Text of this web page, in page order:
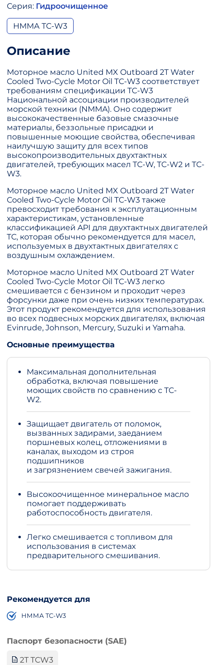
Серия: Гидроочищенное
НММА TC-W3
Описание
Моторное масло United MX Outboard 2T Water
Cooled Two-Cycle Motor Oil TC-W3 соответствует
требованиям спецификации TC-W3
Национальной ассоциации производителей
морской техники (NMMA). Оно содержит
высококачественные базовые смазочные
материалы, беззольные присадки и
повышенные моющие свойства, обеспечивая
наилучшую защиту для всех типов
высокопроизводительных двухтактных
двигателей, требующих масел TC-W, TC-W2 и TC-
W3.
Моторное масло United MX Outboard 2T Water
Cooled Two-Cycle Motor Oil TC-W3 также
превосходит требования к эксплуатационным
характеристикам, установленные
классификацией API для двухтактных двигателей
TC, которая обычно рекомендуется для масел,
используемых в двухтактных двигателях с
воздушным охлаждением.
Моторное масло United MX Outboard 2T Water
Cooled Two-Cycle Motor Oil TC-W3 легко
смешивается с бензином и проходит через
форсунки даже при очень низких температурах.
Этот продукт рекомендуется для использования
во всех подвесных морских двигателях, включая
Evinrude, Johnson, Mercury, Suzuki и Yamaha.
Основные преимущества
Максимальная дополнительная
обработка, включая повышение
моющих свойств по сравнению с TC-
W2.
Защищает двигатель от поломок,
вызванных задирами, заеданием
поршневых колец, отложениями в
каналах, выходом из строя
подшипников
и загрязнением свечей зажигания.
Высокоочищенное минеральное масло
помогает поддерживать
работоспособность двигателя.
Легко смешивается с топливом для
использования в системах
предварительного смешивания.
Рекомендуется для
НММА TC-W3
Паспорт безопасности (SAE)
2T TCW3